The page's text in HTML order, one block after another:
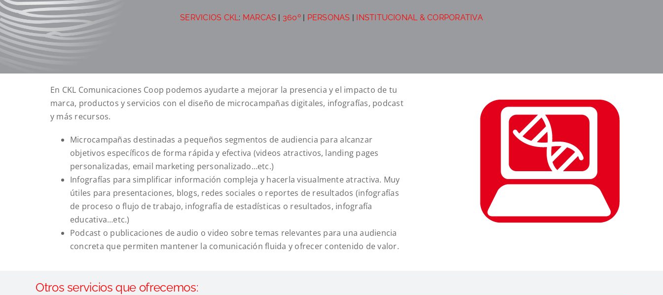
SERVICIOS CKL: MARCAS | 360º| PERSONAS | INSTITUCIONAL & CORPORATIVA
En CKL Comunicaciones Coop podemos ayudarte a mejorar la presencia y el impacto de tu
marca, productos y servicios con el diseño de microcampañas digitales, infografías, podcast
y más recursos.
Microcampañas destinadas a pequeños segmentos de audiencia para alcanzar
objetivos específicos de forma rápida y efectiva (videos atractivos, landing pages
personalizadas, email marketing personalizado…etc.)
Infografías para simplificar información compleja y hacerla visualmente atractiva. Muy
útiles para presentaciones, blogs, redes sociales o reportes de resultados (infografías
de proceso o flujo de trabajo, infografía de estadísticas o resultados, infografía
educativa…etc.)
Podcast o publicaciones de audio o video sobre temas relevantes para una audiencia
concreta que permiten mantener la comunicación fluida y ofrecer contenido de valor.
Otros servicios que ofrecemos: